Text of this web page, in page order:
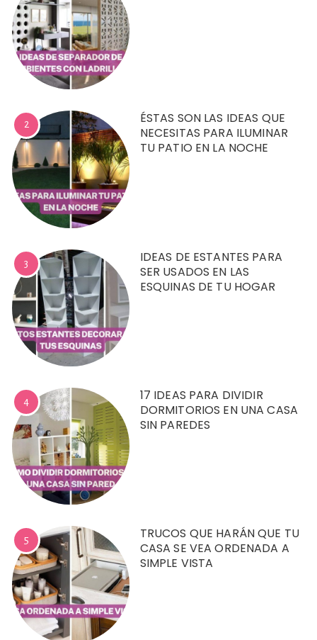
2
ÉSTAS SON LAS IDEAS QUE
NECESITAS PARA ILUMINAR
TU PATIO EN LA NOCHE
3
IDEAS DE ESTANTES PARA
SER USADOS EN LAS
ESQUINAS DE TU HOGAR
4
17 IDEAS PARA DIVIDIR
DORMITORIOS EN UNA CASA
SIN PAREDES
5
TRUCOS QUE HARÁN QUE TU
CASA SE VEA ORDENADA A
SIMPLE VISTA